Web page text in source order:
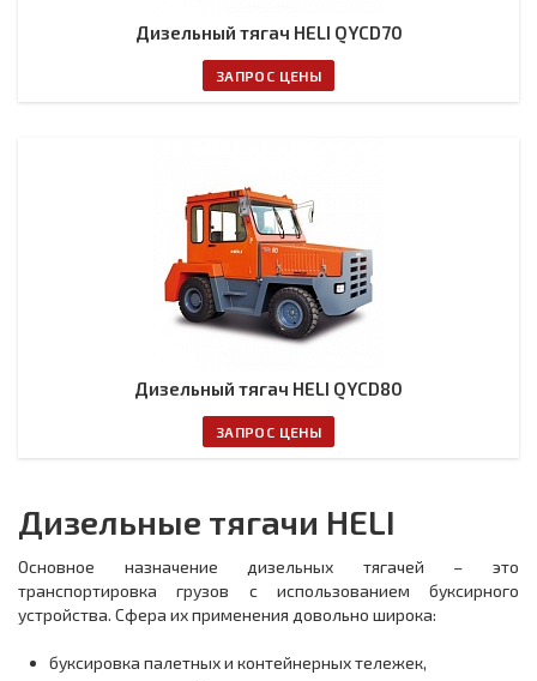
Дизельный тягач HELI QYCD70
ЗАПРОС ЦЕНЫ
Дизельный тягач HELI QYCD80
ЗАПРОС ЦЕНЫ
Дизельные тягачи HELI
Основное назначение дизельных тягачей – это
транспортировка грузов с использованием буксирного
устройства. Сфера их применения довольно широка:
буксировка палетных и контейнерных тележек,